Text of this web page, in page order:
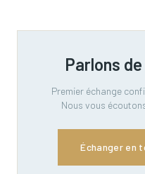
Parlons
Premier échange
Nous vous
Échanger en